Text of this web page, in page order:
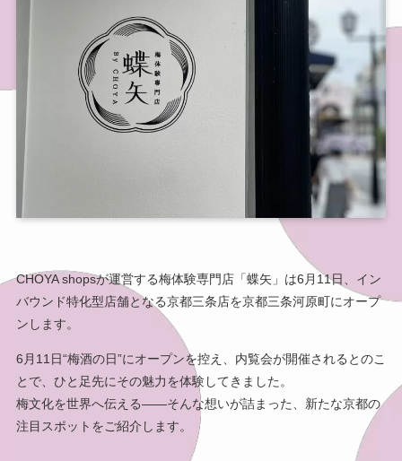
CHOYA shopsが運営する梅体験専門店「蝶矢」は6月11日、イン
バウンド特化型店舗となる京都三条店を京都三条河原町にオープ
ンします。
6月11日“梅酒の日”にオープンを控え、内覧会が開催されるとのこ
とで、ひと足先にその魅力を体験してきました。
梅文化を世界へ伝える——そんな想いが詰まった、新たな京都の
注目スポットをご紹介します。